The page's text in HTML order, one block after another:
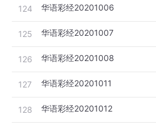
124 华语彩经20201006
125 华语彩经20201007
126 华语彩经20201008
127 华语彩经20201011
128 华语彩经20201012